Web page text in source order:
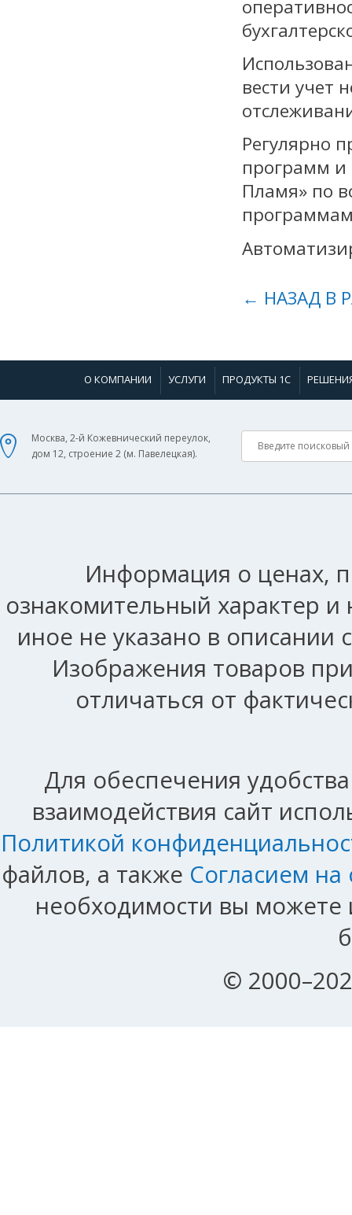
вести учет
Регулярно
программ и
Пламя» по
← НАЗАД В
О КОМПАНИИ УСЛУГИ ПРОДУКТЫ 1С
Москва, 2-й Кожевнический переулок,
дом 12, строение 2 (м. Павелецкая).
Информация о ценах,
ознакомительный характер
иное не указано в описании
Изображения товаров
отличаться от
Для обеспечения
взаимодействия сайт
Политикой
файлов, а также Согласием
необходимости вы можете
©